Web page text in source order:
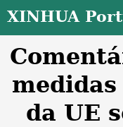
XINHUA
da UE